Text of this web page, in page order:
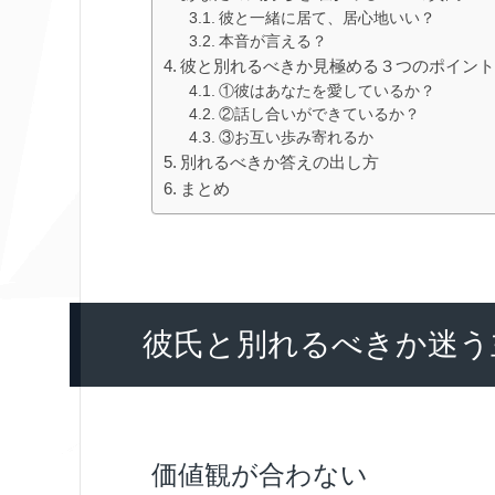
彼と一緒に居て、居心地いい？
本音が言える？
彼と別れるべきか見極める３つのポイント
①彼はあなたを愛しているか？
②話し合いができているか？
③お互い歩み寄れるか
別れるべきか答えの出し方
まとめ
彼氏と別れるべきか迷
価値観が合わない